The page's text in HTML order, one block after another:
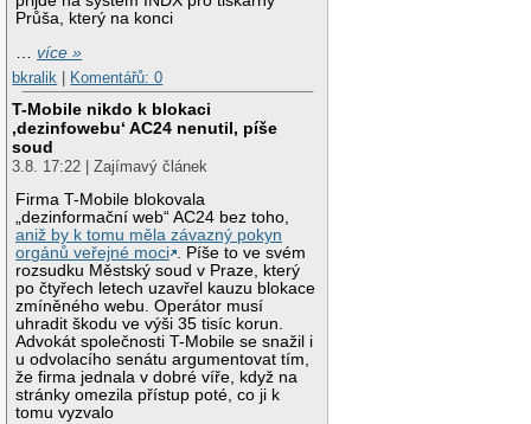
Průša, který na konci
…více »
bkralik
Komentářů: 0
T-Mobile nikdo k blokaci
‚dezinfowebu‘ AC24 nenutil, píše
soud
3.8. 17:22 | Zajímavý článek
Firma T-Mobile blokovala
„dezinformační web“ AC24 bez toho,
aniž by k tomu měla závazný pokyn
orgánů veřejné moci . Píše to ve svém
rozsudku Městský soud v Praze, který
po čtyřech letech uzavřel kauzu blokace
zmíněného webu. Operátor musí
uhradit škodu ve výši 35 tisíc korun.
Advokát společnosti T-Mobile se snažil i
u odvolacího senátu argumentovat tím,
že firma jednala v dobré víře, když na
stránky omezila přístup poté, co ji k
tomu vyzvalo